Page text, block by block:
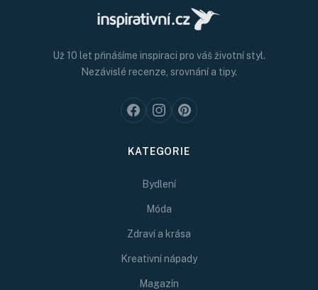
Už 10 let přinášíme inspiraci pro váš životní styl.
Nezávislé recenze, srovnání a tipy.
KATEGORIE
Bydlení
Móda
Zdraví a krása
Kreativní nápady
Magazín